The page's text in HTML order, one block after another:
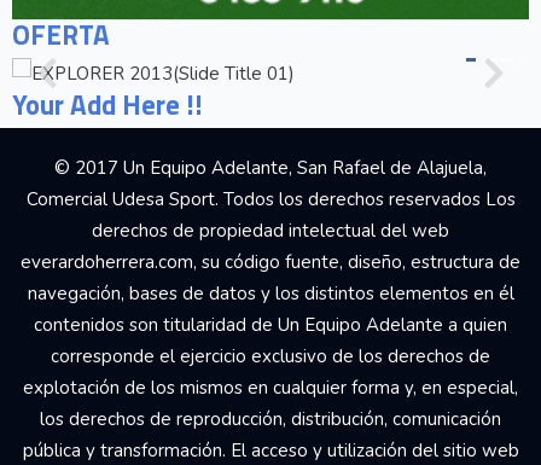
OFERTA
Your Add Here !!
© 2017 Un Equipo Adelante, San Rafael de Alajuela,
Comercial Udesa Sport. Todos los derechos reservados Los
derechos de propiedad intelectual del web
everardoherrera.com, su código fuente, diseño, estructura de
navegación, bases de datos y los distintos elementos en él
contenidos son titularidad de Un Equipo Adelante a quien
corresponde el ejercicio exclusivo de los derechos de
explotación de los mismos en cualquier forma y, en especial,
los derechos de reproducción, distribución, comunicación
pública y transformación. El acceso y utilización del sitio web